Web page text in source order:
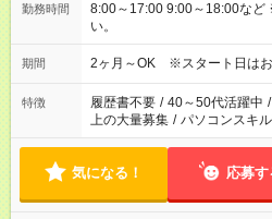
勤務時間
8:00～17:00 9:00～18:00など
い。
期間 2ヶ月～OK ※スタート日はお
特徴 履歴書不要 / 40～50代活躍中 /
上の大量募集 / パソコンスキ
気になる！ 応募す